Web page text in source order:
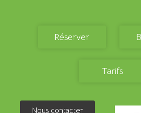
Réserver
Tarifs
Nous contacter